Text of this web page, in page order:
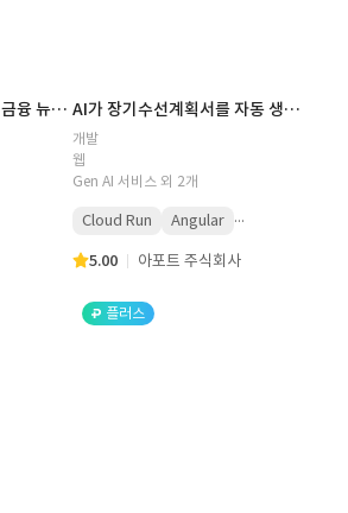
텔레그램·Notion 기반 금융 뉴스 AI 자동수집 시스템 구축 AI가 장기수선계획서를 자동 생성하는 아파트 관리 SaaS
개발
웹
Gen AI 서비스 외 2개
Cloud Run Angular ...
5.00 아포트 주식회사
플러스